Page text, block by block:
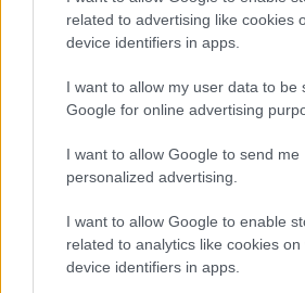
related to advertising like cookies
device identifiers in apps.
I want to allow my user data to be
Google for online advertising
I want to allow Google to send me
personalized advertising.
I want to allow Google to enable
related to analytics like cookies on
device identifiers in apps.